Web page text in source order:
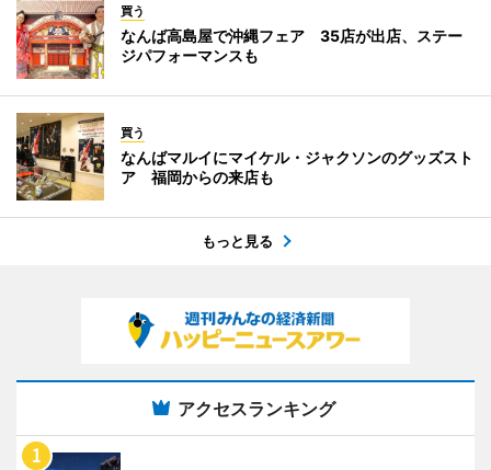
買う
なんば高島屋で沖縄フェア 35店が出店、ステー
ジパフォーマンスも
買う
なんばマルイにマイケル・ジャクソンのグッズスト
ア 福岡からの来店も
もっと見る
アクセスランキング